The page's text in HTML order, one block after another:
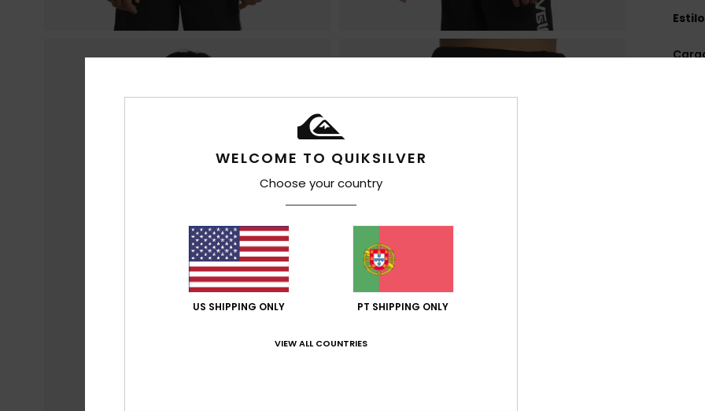
Estilo
WELCOME TO QUIKSILVER
Choose your country
US SHIPPING ONLY PT SHIPPING ONLY
VIEW ALL COUNTRIES